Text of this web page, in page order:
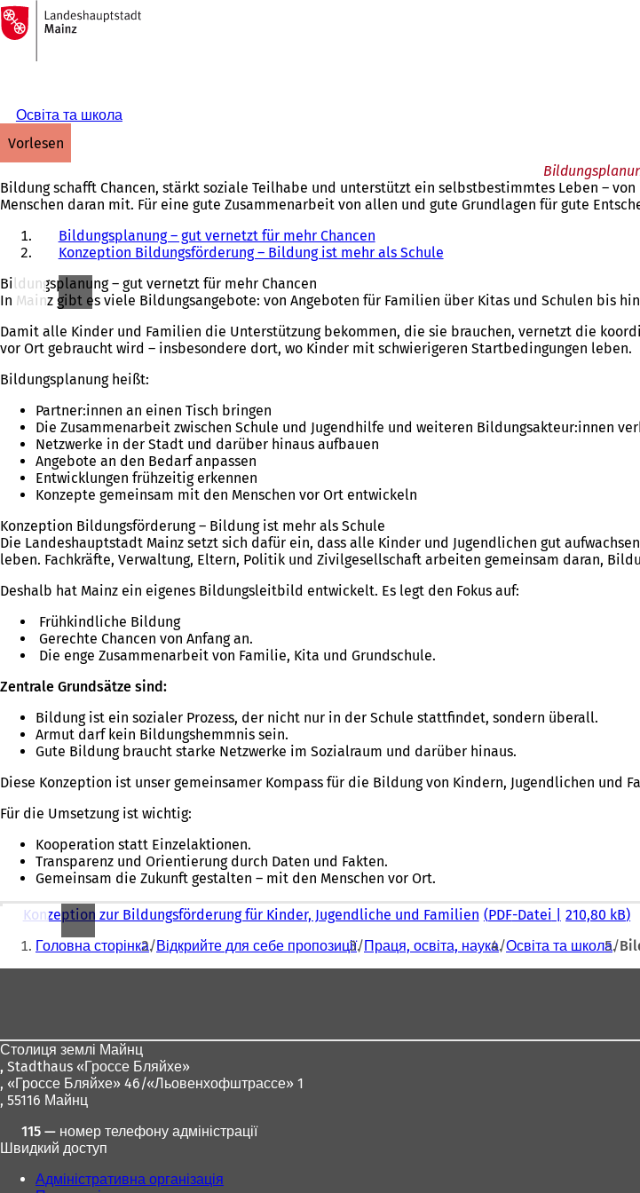
Inhalt anspringen
Zur
Startseite
Освіта та школа
vorlesen
Bildung schafft Chancen, stärkt soziale Teilhabe und unterstützt ein selbstbestimmtes Leben –
Menschen daran mit. Für eine gute Zusammenarbeit von allen und gute Grundlagen für gute
Bildungsplanung – gut vernetzt für mehr Chancen
Konzeption Bildungsförderung – Bildung ist mehr als Schule
Bildungsplanung – gut vernetzt für mehr Chancen
In Mainz gibt es viele Bildungsangebote: von Angeboten für Familien über Kitas und Schulen bis
Damit alle Kinder und Familien die Unterstützung bekommen, die sie brauchen, vernetzt die
vor Ort gebraucht wird – insbesondere dort, wo Kinder mit schwierigeren Startbedingungen leben.
Bildungsplanung heißt:
Partner:innen an einen Tisch bringen
Die Zusammenarbeit zwischen Schule und Jugendhilfe und weiteren Bildungsakteur:innen
Netzwerke in der Stadt und darüber hinaus aufbauen
Angebote an den Bedarf anpassen
Entwicklungen frühzeitig erkennen
Konzepte gemeinsam mit den Menschen vor Ort entwickeln
Konzeption Bildungsförderung – Bildung ist mehr als Schule
Die Landeshauptstadt Mainz setzt sich dafür ein, dass alle Kinder und Jugendlichen gut
leben. Fachkräfte, Verwaltung, Eltern, Politik und Zivilgesellschaft arbeiten gemeinsam daran,
Deshalb hat Mainz ein eigenes Bildungsleitbild entwickelt. Es legt den Fokus auf:
Frühkindliche Bildung
Gerechte Chancen von Anfang an.
Die enge Zusammenarbeit von Familie, Kita und Grundschule.
Zentrale Grundsätze sind:
Bildung ist ein sozialer Prozess, der nicht nur in der Schule stattfindet, sondern überall.
Armut darf kein Bildungshemmnis sein.
Gute Bildung braucht starke Netzwerke im Sozialraum und darüber hinaus.
Diese Konzeption ist unser gemeinsamer Kompass für die Bildung von Kindern, Jugendlichen und
Für die Umsetzung ist wichtig:
Kooperation statt Einzelaktionen.
Transparenz und Orientierung durch Daten und Fakten.
Gemeinsam die Zukunft gestalten – mit den Menschen vor Ort.
Konzeption zur Bildungsförderung für Kinder, Jugendliche und Familien PDF-Datei 210,80 kB
Sie
befinden
Головна сторінка Відкрийте для себе пропозиції Праця, освіта, наука Освіта та школа
Столиця землі Майнц
, Stadthaus «Гроссе Бляйхе»
, «Гроссе Бляйхе» 46/«Льовенхофштрассе» 1
, 55116 Майнц
115 — номер телефону адміністрації
Швидкий доступ
Адміністративна організація